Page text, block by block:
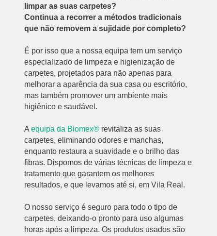
limpar as suas carpetes?
Continua a recorrer a métodos tradicionais
que não removem a sujidade por completo?
É por isso que a nossa equipa tem um serviço
especializado de limpeza e higienização de
carpetes, projetados para não apenas para
melhorar a aparência da sua casa ou escritório,
mas também promover um ambiente mais
higiênico e saudável.
A equipa da Biomex® revitaliza as suas
carpetes, eliminando odores e manchas,
enquanto restaura a suavidade e o brilho das
fibras. Dispomos de várias técnicas de limpeza e
tratamento que garantem os melhores
resultados, e que levamos até si, em Vila Real.
O nosso serviço é seguro para todo o tipo de
carpetes, deixando-o pronto para uso algumas
horas após a limpeza. Os produtos usados são